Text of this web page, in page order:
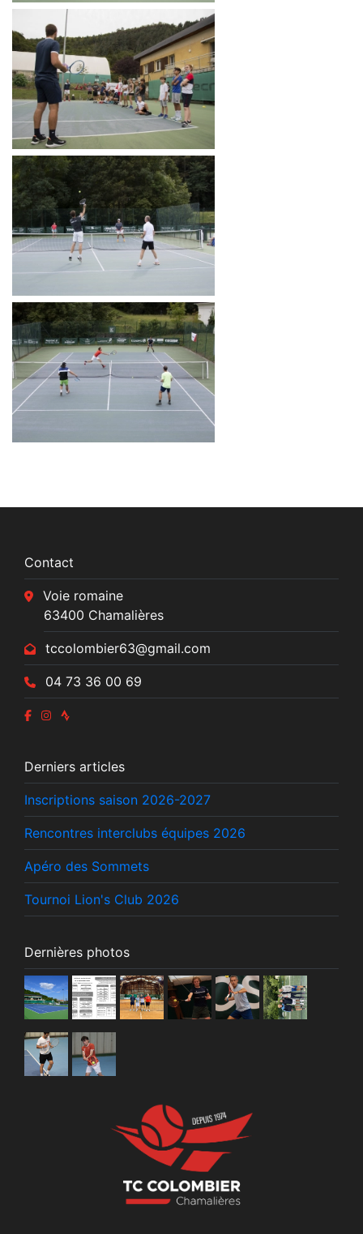
Contact
Voie romaine
63400 Chamalières
tccolombier63@gmail.com
04 73 36 00 69
Derniers articles
Inscriptions saison 2026-2027
Rencontres interclubs équipes 2026
Apéro des Sommets
Tournoi Lion's Club 2026
Dernières photos